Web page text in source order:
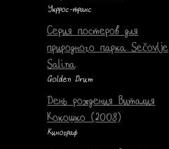
Укррос-транс
Серия постеров для
природного парка Sečovlje
Salina
Golden Drum
День рождения Виталия
Кокошко (2008)
Кинограф